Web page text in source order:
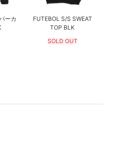
ーカ
FUTEBOL S/S SWEAT
TOP BLK
SOLD OUT